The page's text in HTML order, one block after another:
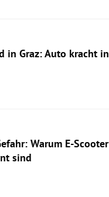
in Graz: Auto kracht in
Warum E-Scooter
sind